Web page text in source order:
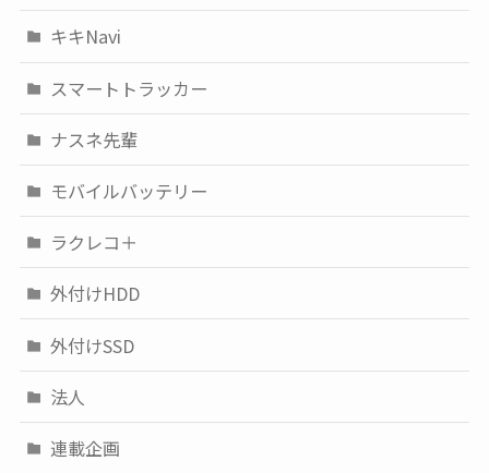
キキNavi
スマートトラッカー
ナスネ先輩
モバイルバッテリー
ラクレコ＋
外付けHDD
外付けSSD
法人
連載企画